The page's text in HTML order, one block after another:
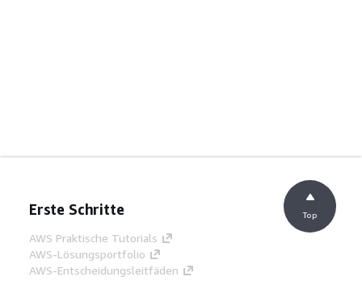
Erste Schritte
AWS Praktische Tutorials
AWS-Lösungsportfolio
AWS-Entscheidungsleitfäden
Top